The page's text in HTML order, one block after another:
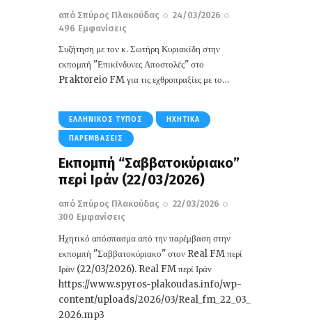
από Σπύρος Πλακούδας
24/03/2026
496 Εμφανίσεις
Συζήτηση με τον κ. Σωτήρη Κυριακίδη στην
εκπομπή "Επικίνδυνες Αποστολές" στο
Praktoreio FM για τις εχθροπραξίες με το…
ΕΛΛΗΝΙΚΌΣ ΤΎΠΟΣ ΗΧΗΤΙΚΆ
ΠΑΡΕΜΒΆΣΕΙΣ
Εκπομπή “Σαββατοκύριακο”
περί Ιράν (22/03/2026)
από Σπύρος Πλακούδας
22/03/2026
300 Εμφανίσεις
Ηχητικό απόσπασμα από την παρέμβαση στην
εκπομπή "Σαββατοκύριακο" στον Real FM περί
Ιράν (22/03/2026). Real FM περί Ιράν
https://www.spyros-plakoudas.info/wp-
content/uploads/2026/03/Real_fm_22_03_
2026.mp3